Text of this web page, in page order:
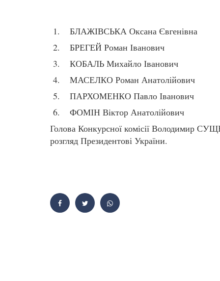
БЛАЖІВСЬКА Оксана Євгенівна
БРЕГЕЙ Роман Іванович
КОБАЛЬ Михайло Іванович
МАСЕЛКО Роман Анатолійович
ПАРХОМЕНКО Павло Іванович
ФОМІН Віктор Анатолійович
Голова Конкурсної комісії Володимир
розгляд Президентові України.